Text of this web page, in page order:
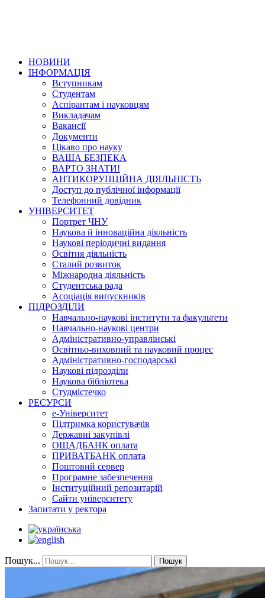
НОВИНИ
ІНФОРМАЦІЯ
Вступникам
Студентам
Аспірантам і науковцям
Викладачам
Вакансії
Документи
Цікаво про науку
ВАША БЕЗПЕКА
ВАРТО ЗНАТИ!
АНТИКОРУПЦІЙНА ДІЯЛЬНІСТЬ
Доступ до публічної інформації
Телефонний довідник
УНІВЕРСИТЕТ
Портрет ЧНУ
Наукова й інноваційна діяльність
Наукові періодичні видання
Освітня діяльність
Сталий розвиток
Міжнародна діяльність
Студентська рада
Асоціація випускників
ПІДРОЗДІЛИ
Навчально-наукові інститути та факультети
Навчально-наукові центри
Адміністративно-управлінські
Освітньо-виховний та науковий процес
Адміністративно-господарські
Наукові підрозділи
Наукова бібліотека
Студмістечко
РЕСУРСИ
е-Університет
Підтримка користувачів
Державні закупівлі
ОЩАДБАНК оплата
ПРИВАТБАНК оплата
Поштовий сервер
Програмне забезпечення
Інституційний репозитарій
Сайти університету
Запитати у ректора
Пошук... Пошук